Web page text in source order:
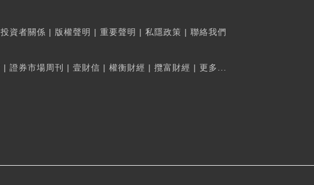
投資者關係 | 版權聲明 | 重要聲明 | 私隱政策 | 聯絡我們
| 證券市場周刊 | 壹財信 | 權衡財經 | 攬富財經 | 更多...